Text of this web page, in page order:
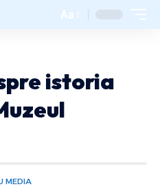
Aa
istoria
MEDIA